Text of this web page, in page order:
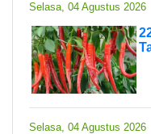
Selasa, 04 Agustus 2026
Selasa, 04 Agustus 2026